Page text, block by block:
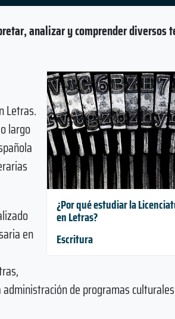
analizar y comprender diversos
¿Por qué estudiar la
en Letras?
Escritura
Letras.
largo
en
de programas culturales